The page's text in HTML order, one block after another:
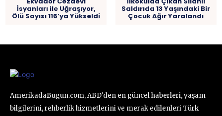
İsyanları ile Uğraşıyor,
Ölü Sayısı 116’ya Yükseldi
Saldırıda 13 Yaşındaki Bir
Çocuk Ağır Yaralandı
AmerikadaBugun.com, ABD'den en güncel haberleri, yaşam
bilgilerini, rehberlik hizmetlerini ve merak edilenleri Türk